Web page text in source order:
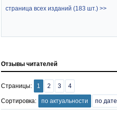
страница всех изданий (183 шт.) >>
Отзывы читателей
Страницы: 1 2 3 4
Сортировка: по актуальности по дате